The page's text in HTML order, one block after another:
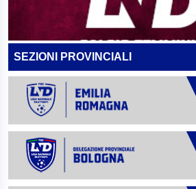
SEZIONI PROVINCIALI